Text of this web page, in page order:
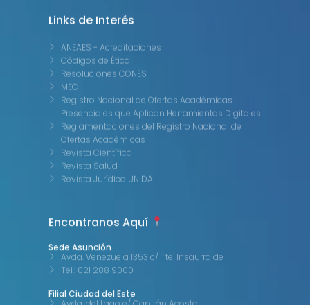
Links de Interés
ANEAES - Acreditaciones
Códigos de Ética
Resoluciones CONES
MEC
Registro Nacional de Ofertas Académicas
Presenciales que Aplican Herramientas Digitales
Reglamentaciones del Registro Nacional de
Ofertas Académicas
Revista Científica
Revista Salud
Revista Jurídica UNIDA
Avda. Venezuela 1353 c/ Tte. Insaurralde
Tel.: 021 288 9000
Avda. del Lago e/ Capitán Acosta
Tel.: 061 504 351